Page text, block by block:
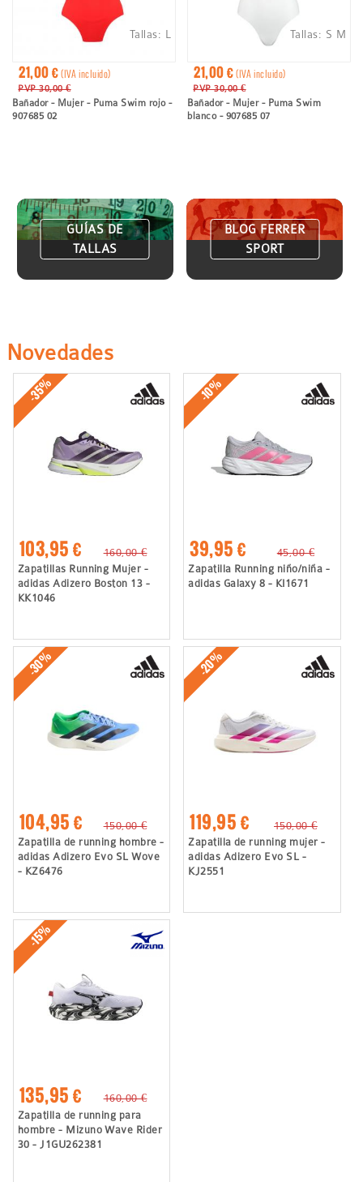
21,00 €(IVA incluido)
PVP 30,00 €
Bañador - Mujer - Puma Swim rojo -
907685 02
Tallas:
21,00 €(IVA incluido)
PVP 30,00 €
Bañador - Mujer - Puma Swim
blanco - 907685 07
Tallas: S M
GUÍAS DE
TALLAS
BLOG FERRER
SPORT
Novedades
-35%
103,95 €
160,00 €
Zapatillas Running Mujer -
adidas Adizero Boston 13 -
KK1046
-10%
39,95 €
45,00 €
Zapatilla Running niño/niña -
adidas Galaxy 8 - KI1671
-30%
104,95 €
150,00 €
Zapatilla de running hombre -
adidas Adizero Evo SL Wove
- KZ6476
-20%
119,95 €
150,00 €
Zapatilla de running mujer -
adidas Adizero Evo SL -
KJ2551
-15%
135,95 €
160,00 €
Zapatilla de running para
hombre - Mizuno Wave Rider
30 - J1GU262381